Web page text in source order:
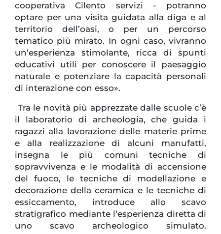
cooperativa Cilento servizi - potranno
optare per una visita guidata alla diga e al
territorio dell’oasi, o per un percorso
tematico più mirato. In ogni caso, vivranno
un’esperienza stimolante, ricca di spunti
educativi utili per conoscere il paesaggio
naturale e potenziare la capacità personali
di interazione con esso».
Tra le novità più apprezzate dalle scuole c’è
il laboratorio di archeologia, che guida i
ragazzi alla lavorazione delle materie prime
e alla realizzazione di alcuni manufatti,
insegna le più comuni tecniche di
sopravvivenza e le modalità di accensione
del fuoco, le tecniche di modellazione e
decorazione della ceramica e le tecniche di
essiccamento, introduce allo scavo
stratigrafico mediante l’esperienza diretta di
uno scavo archeologico simulato.